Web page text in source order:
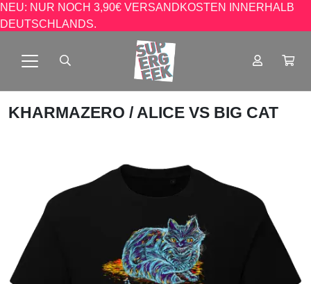
NEU: NUR NOCH 3,90€ VERSANDKOSTEN INNERHALB
DEUTSCHLANDS.
KHARMAZERO / ALICE VS BIG CAT